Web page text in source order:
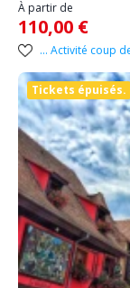
À partir de
110,00 €
... Activité coup
Tickets épuisés.